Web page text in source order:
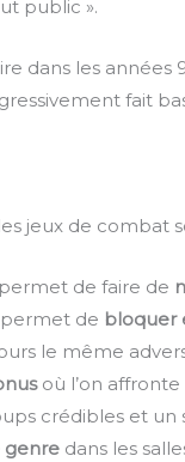
public ».
dans les
fait
jeux de combat
de faire de
permet de bloquer
le même
où l’on affronte
crédibles et
genre dans les